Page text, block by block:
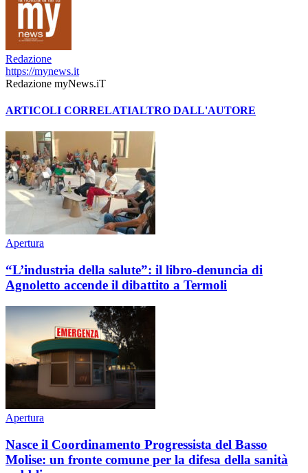
Redazione
https://mynews.it
Redazione myNews.iT
ARTICOLI CORRELATIALTRO DALL'AUTORE
Apertura
“L’industria della salute”: il libro-denuncia di
Agnoletto accende il dibattito a Termoli
Apertura
Nasce il Coordinamento Progressista del Basso
Molise: un fronte comune per la difesa della sanità